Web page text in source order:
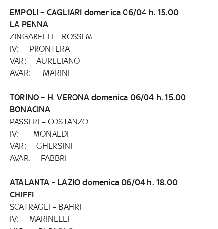
EMPOLI – CAGLIARI domenica 06/04 h. 15.00
LA PENNA
ZINGARELLI – ROSSI M.
IV: PRONTERA
VAR: AURELIANO
AVAR: MARINI
TORINO – H. VERONA domenica 06/04 h. 15.00
BONACINA
PASSERI – COSTANZO
IV: MONALDI
VAR: GHERSINI
AVAR: FABBRI
ATALANTA – LAZIO domenica 06/04 h. 18.00
CHIFFI
SCATRAGLI – BAHRI
IV: MARINELLI